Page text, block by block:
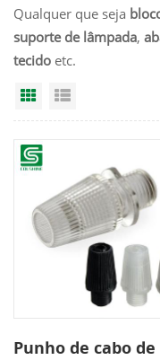
Qualquer que seja
suporte de lâmpada,
tecido etc.
Grid View
Punho de cabo